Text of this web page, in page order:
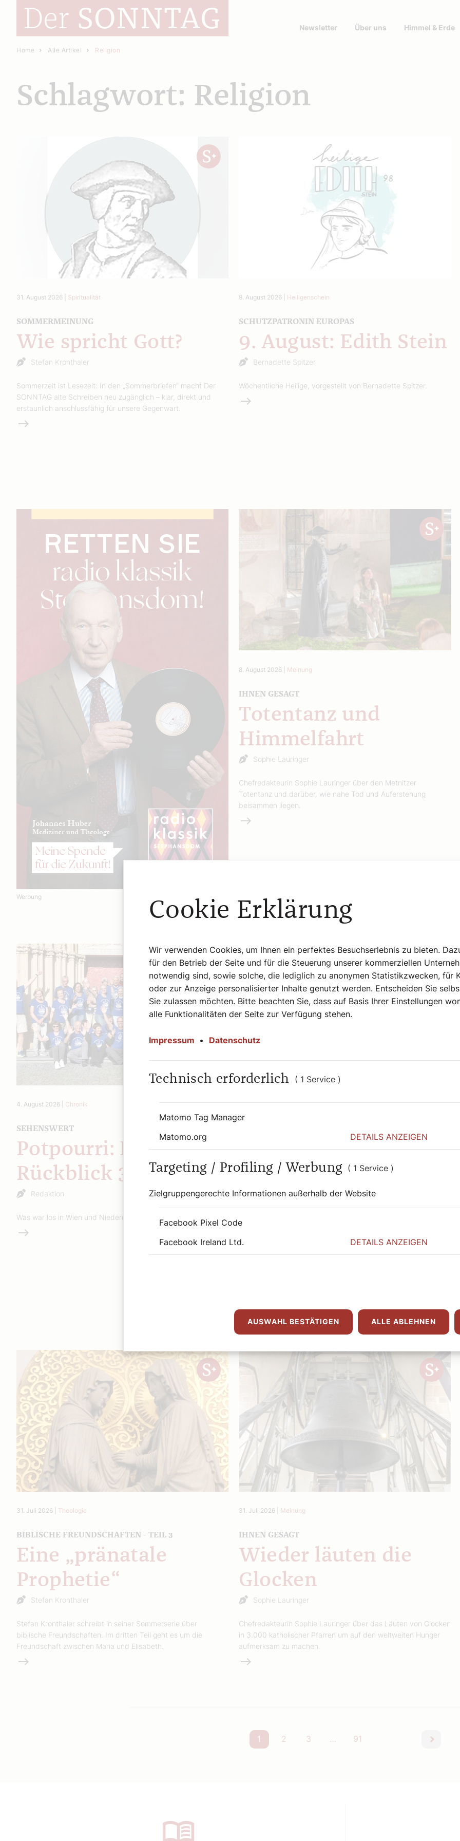
Newsletter Über uns Himmel & Erde
Home Alle Artikel Religion
Schlagwort: Religion
31. August 2026 Spiritualität
SOMMERMEINUNG
Wie spricht Gott?
Stefan Kronthaler
Sommerzeit ist Lesezeit: In den „Sommerbriefen“ macht Der
SONNTAG alte Schreiben neu zugänglich – klar, direkt und
erstaunlich anschlussfähig für unsere Gegenwart.
Weiterlesen
9. August 2026 Heiligenschein
SCHUTZPATRONIN EUROPAS
9. August: Edith Stein
Bernadette Spitzer
Wöchentliche Heilige, vorgestellt von Bernadette Spitzer.
Weiterlesen
Werbung
8. August 2026 Meinung
IHNEN GESAGT
Totentanz und
Himmelfahrt
Sophie Lauringer
Chefredakteurin Sophie Lauringer über den Metnitzer
Totentanz und darüber, wie nahe Tod und Auferstehung
beisammen liegen.
Weiterlesen
4. August 2026 Chronik
SEHENSWERT
Potpourri: Diözesaner
Rückblick 32
Redaktion
Was war los in Wien und Niederösterreich?
Weiterlesen
3. August 2026|Heiligenschein
3. August: Lydia von
Philippi
Bernadette Spitzer
31. Juli 2026 Theologie
BIBLISCHE FREUNDSCHAFTEN - TEIL 3
Eine „pränatale
Prophetie“
Stefan Kronthaler
Stefan Kronthaler schreibt in seiner Sommerserie über
biblische Freundschaften. Im dritten Teil geht es um die
Freundschaft zwischen Maria und Elisabeth.
Weiterlesen
31. Juli 2026 Meinung
IHNEN GESAGT
Wieder läuten die
Glocken
Sophie Lauringer
Chefredakteurin Sophie Lauringer über das Läuten von Glocken
in 3.000 katholischer Pfarren um auf den weltweiten Hunger
aufmerksam zu machen.
Weiterlesen
1 2 3 … 91
nächste
Cookie Erklärung
Wir verwenden Cookies, um Ihnen ein perfektes Besuchserlebnis zu bieten.
für den Betrieb der Seite und für die Steuerung unserer kommerziellen
notwendig sind, sowie solche, die lediglich zu anonymen Statistikzwecken, für
oder zur Anzeige personalisierter Inhalte genutzt werden. Entscheiden Sie
Sie zulassen möchten. Bitte beachten Sie, dass auf Basis Ihrer Einstellungen
alle Funktionalitäten der Seite zur Verfügung stehen.
Impressum • Datenschutz
Technisch erforderlich ( 1 Service )
Matomo Tag Manager
Matomo.org
DETAILS ANZEIGEN
Targeting / Profiling / Werbung ( 1 Service )
Zielgruppengerechte Informationen außerhalb der Website
Facebook Pixel Code
Facebook Ireland Ltd.
DETAILS ANZEIGEN
AUSWAHL BESTÄTIGEN ALLE ABLEHNEN